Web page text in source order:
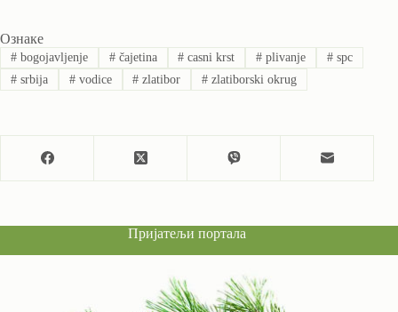
Ознаке
#bogojavljenje #čajetina # casni krst # plivanje # spc
#srbija #vodice # zlatibor # zlatiborski okrug
Пријатељи портала